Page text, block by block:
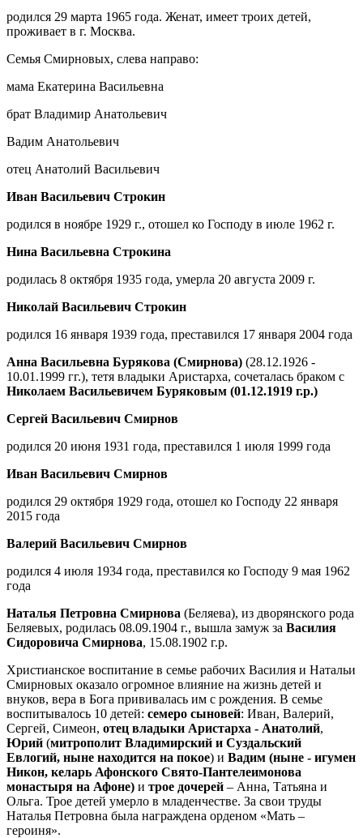
родился 29 марта 1965 года. Женат, имеет троих детей,
проживает в г. Москва.
Семья Смирновых, слева направо:
мама Екатерина Васильевна
брат Владимир Анатольевич
Вадим Анатольевич
отец Анатолий Васильевич
Иван Васильевич Строкин
родился в ноябре 1929 г., отошел ко Господу в июле 1962 г.
Нина Васильевна Строкина
родилась 8 октября 1935 года, умерла 20 августа 2009 г.
Николай Васильевич Строкин
родился 16 января 1939 года, преставился 17 января 2004 года
Анна Васильевна Бурякова (Смирнова) (28.12.1926 -
10.01.1999 гг.), тетя владыки Аристарха, сочеталась браком с
Николаем Васильевичем Буряковым (01.12.1919 г.р.)
Сергей Васильевич Смирнов
родился 20 июня 1931 года, преставился 1 июля 1999 года
Иван Васильевич Смирнов
родился 29 октября 1929 года, отошел ко Господу 22 января
2015 года
Валерий Васильевич Смирнов
родился 4 июля 1934 года, преставился ко Господу 9 мая 1962
года
Наталья Петровна Смирнова (Беляева), из дворянского рода
Беляевых, родилась 08.09.1904 г., вышла замуж за Василия
Сидоровича Смирнова, 15.08.1902 г.р.
Христианское воспитание в семье рабочих Василия и Натальи
Смирновых оказало огромное влияние на жизнь детей и
внуков, вера в Бога прививалась им с рождения. В семье
воспитывалось 10 детей: семеро сыновей: Иван, Валерий,
Сергей, Симеон, отец владыки Аристарха - Анатолий,
Юрий (митрополит Владимирский и Суздальский
Евлогий, ныне находится на покое) и Вадим (ныне - игумен
Никон, келарь Афонского Свято-Пантелеимонова
монастыря на Афоне) и трое дочерей – Анна, Татьяна и
Ольга. Трое детей умерло в младенчестве. За свои труды
Наталья Петровна была награждена орденом «Мать –
героиня».